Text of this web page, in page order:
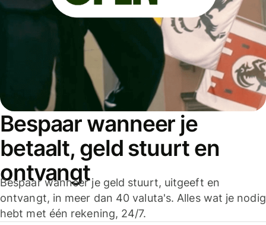
Bespaar wanneer je
betaalt, geld stuurt en
ontvangt
Bespaar wanneer je geld stuurt, uitgeeft en
ontvangt, in meer dan 40 valuta's. Alles wat je nodig
hebt met één rekening, 24/7.